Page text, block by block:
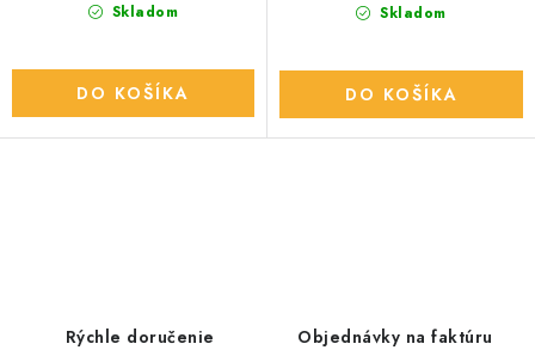
Skladom
DO KOŠÍKA
Skladom
DO KOŠÍKA
Rýchle doručenie Objednávky na faktúru